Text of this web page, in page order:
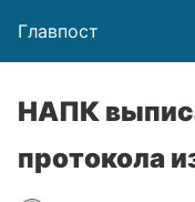
Главпост
НАПК
протокола